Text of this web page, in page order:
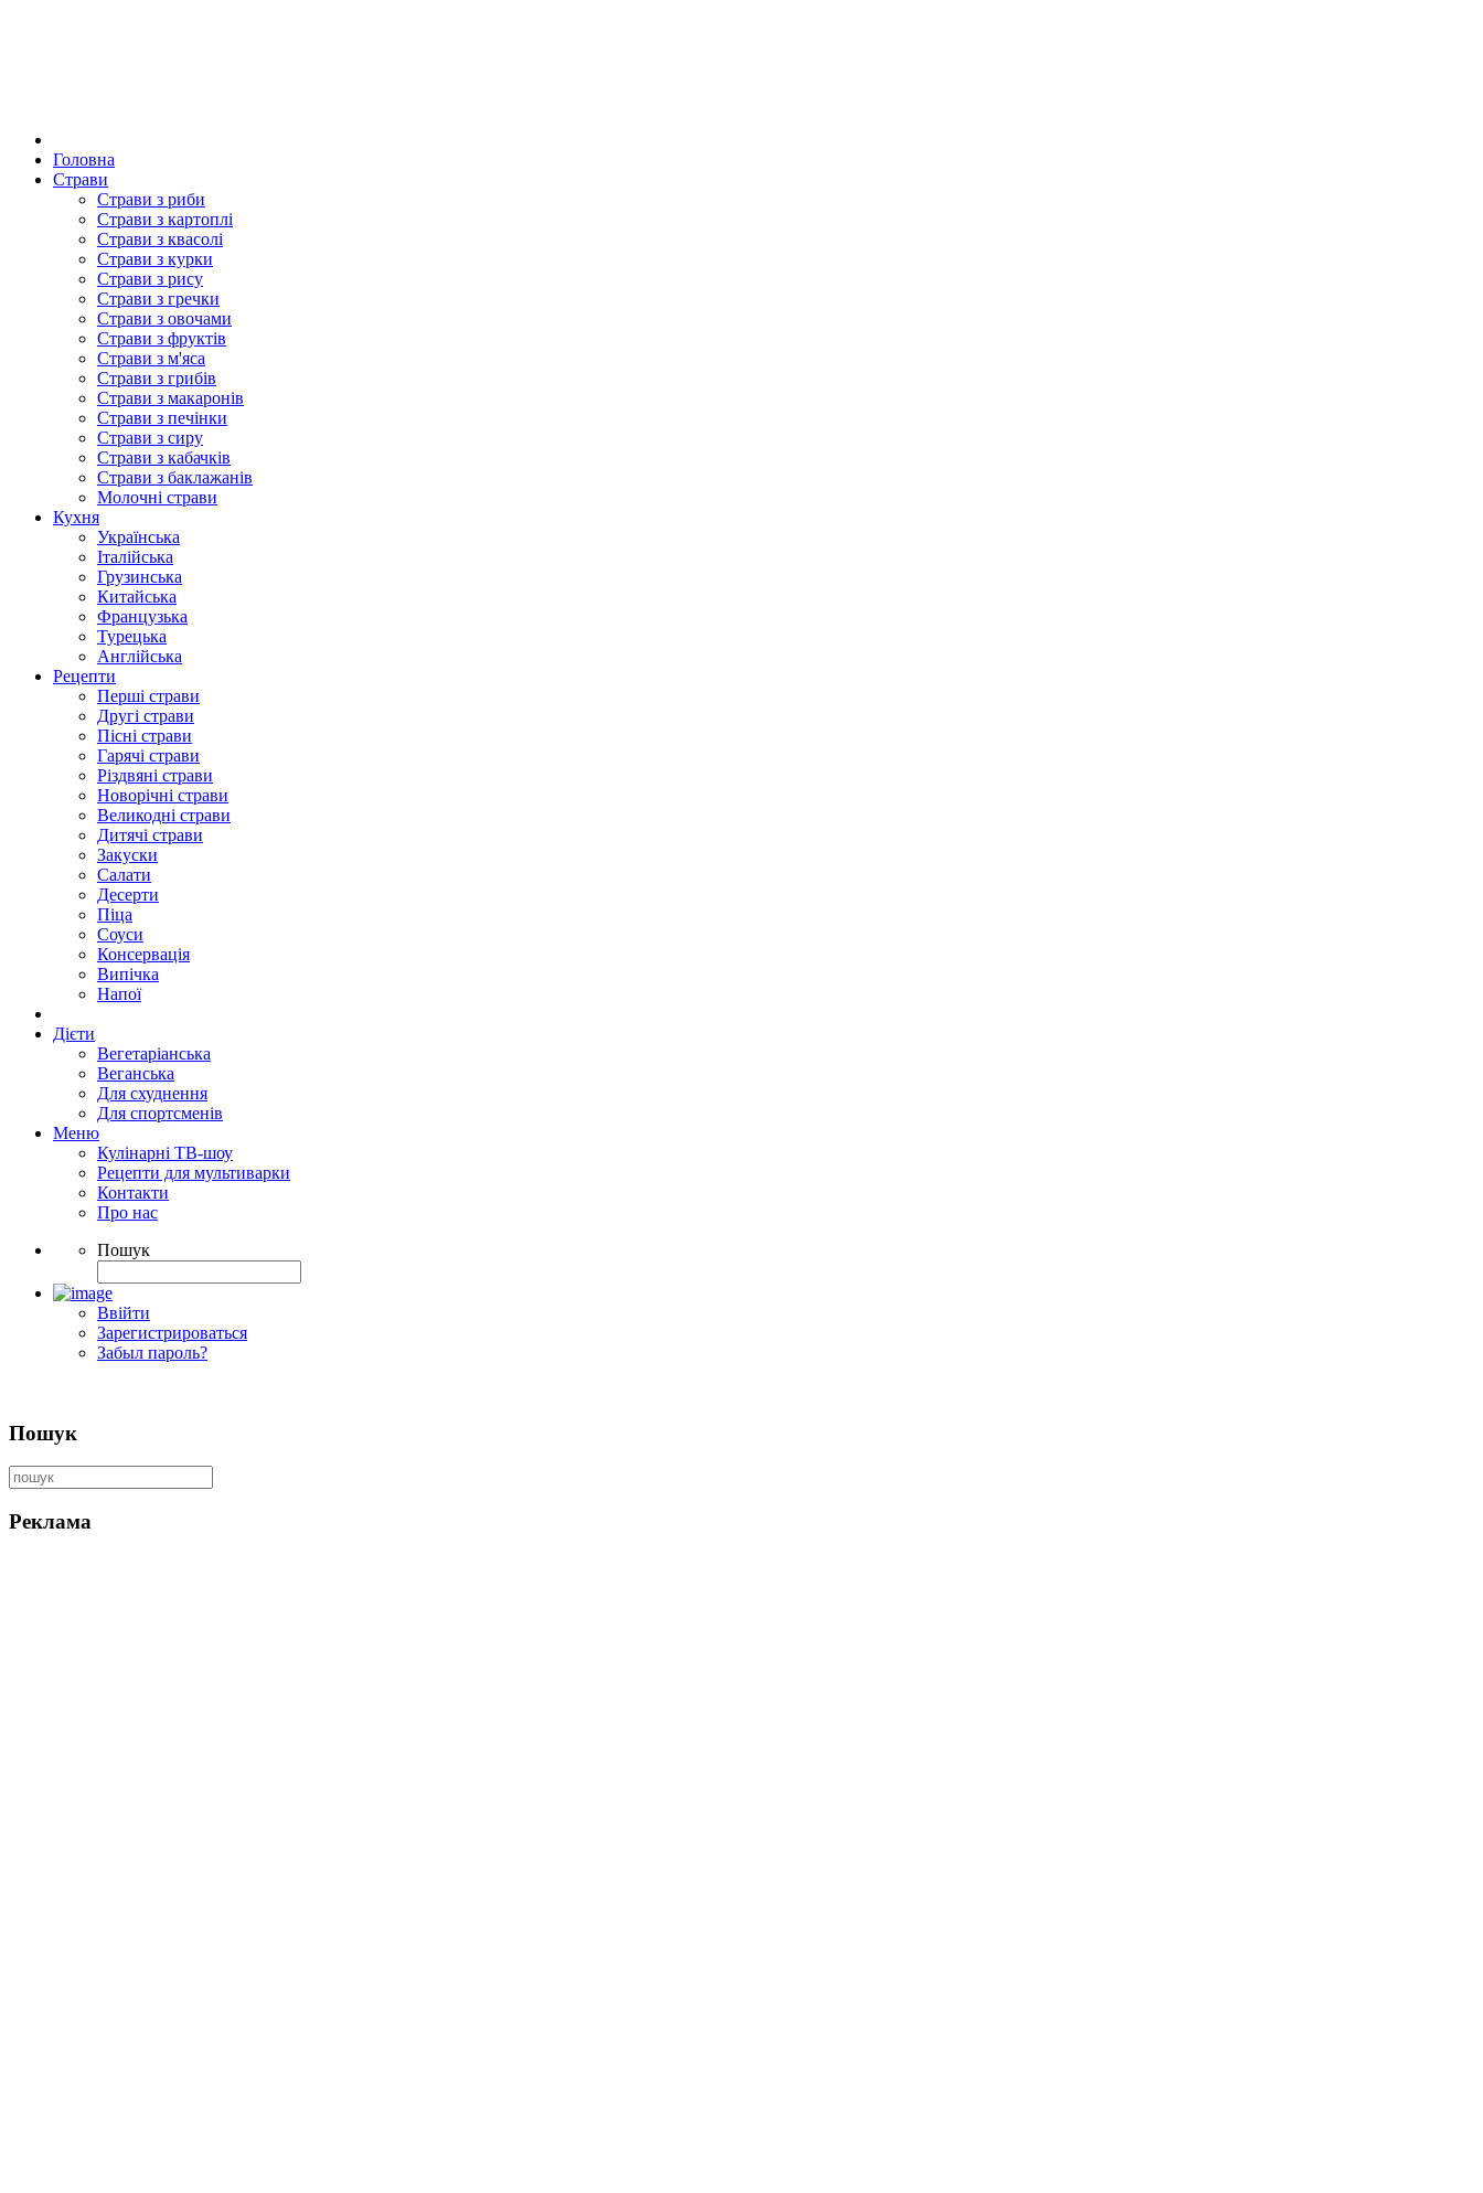
Головна
Страви
Страви з риби
Страви з картоплі
Страви з квасолі
Страви з курки
Страви з рису
Страви з гречки
Страви з овочами
Страви з фруктів
Страви з м'яса
Страви з грибів
Страви з макаронів
Страви з печінки
Страви з сиру
Страви з кабачків
Страви з баклажанів
Молочні страви
Кухня
Українська
Італійська
Грузинська
Китайська
Французька
Турецька
Англійська
Рецепти
Перші страви
Другі страви
Пісні страви
Гарячі страви
Різдвяні страви
Новорічні страви
Великодні страви
Дитячі страви
Закуски
Салати
Десерти
Піца
Соуси
Консервація
Випічка
Напої
Дієти
Вегетаріанська
Веганська
Для схуднення
Для спортсменів
Меню
Кулінарні ТВ-шоу
Рецепти для мультиварки
Контакти
Про нас
Пошук
Ввійти
Зарегистрироваться
Забыл пароль?
Пошук
Реклама